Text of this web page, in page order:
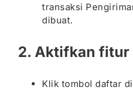
transaksi
dibuat.
2. Aktifkan fitur
Klik tombol daftar